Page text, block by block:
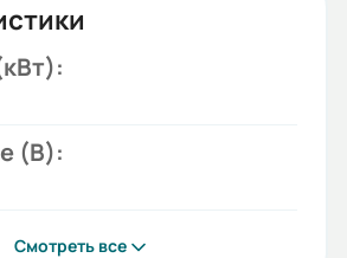
(В):
Смотреть все